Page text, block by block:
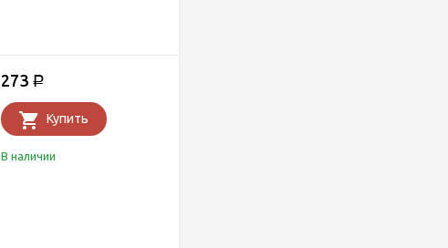
273 Р
Купить
В наличии